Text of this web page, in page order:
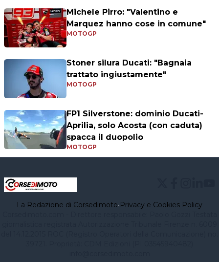
Michele Pirro: "Valentino e
Marquez hanno cose in comune"
MOTOGP
Stoner silura Ducati: "Bagnaia
trattato ingiustamente"
MOTOGP
FP1 Silverstone: dominio Ducati-
Aprilia, solo Acosta (con caduta)
spacca il duopolio
MOTOGP
La Redazione di Corsedimoto•Privacy e Cookies Policy